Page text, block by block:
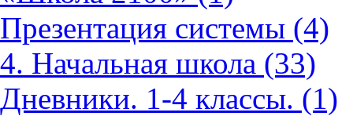
Презентация системы (4)
4. Начальная школа (33)
Дневники. 1-4 классы. (1)